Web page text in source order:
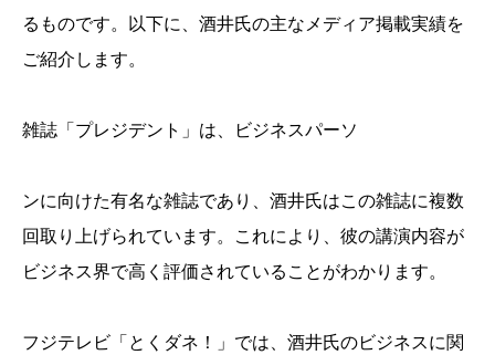
るものです。以下に、酒井氏の主なメディア掲載実績を
ご紹介します。
雑誌「プレジデント」は、ビジネスパーソ
ンに向けた有名な雑誌であり、酒井氏はこの雑誌に複数
回取り上げられています。これにより、彼の講演内容が
ビジネス界で高く評価されていることがわかります。
フジテレビ「とくダネ！」では、酒井氏のビジネスに関